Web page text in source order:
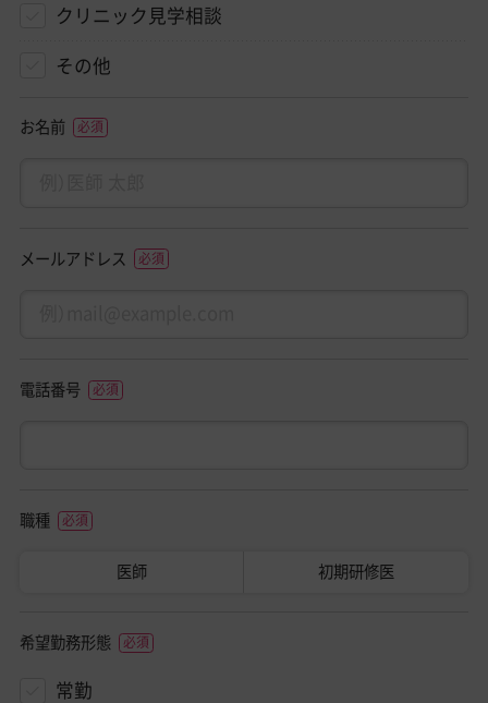
クリニック見学相談
その他
お名前
メールアドレス
電話番号
職種
医師 初期研修医
希望勤務形態
常勤